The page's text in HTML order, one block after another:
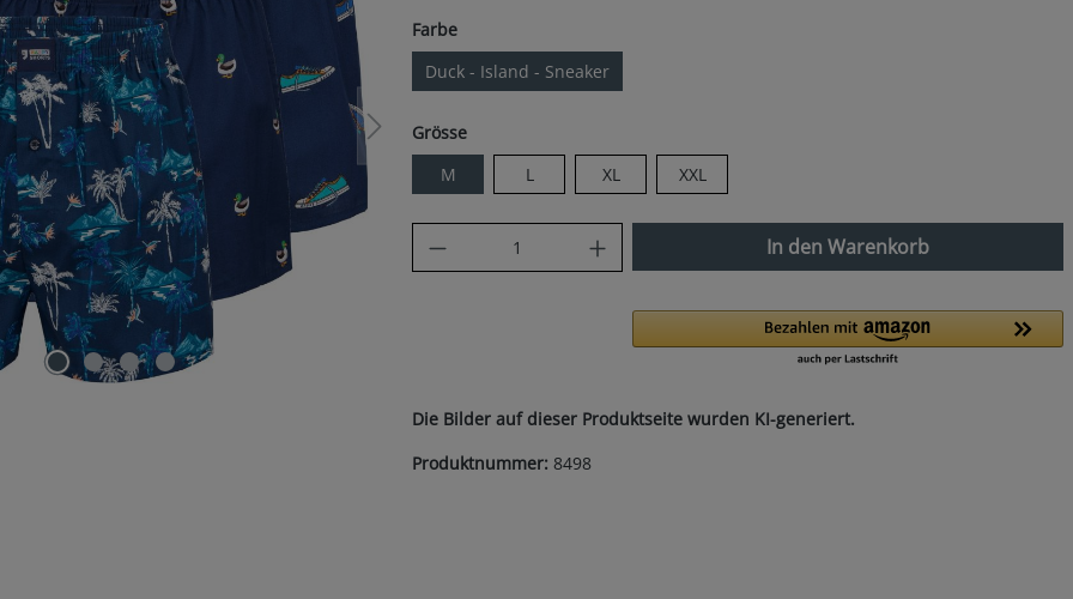
Farbeauswählen
Duck - Island - Sneaker
Grösseauswählen
M
L XL XXL
Produkt Anzahl: Gib den gewünschten Wert
In den Warenkorb
Die Bilder auf dieser Produktseite wurden KI-generiert.
Produktnummer: 8498